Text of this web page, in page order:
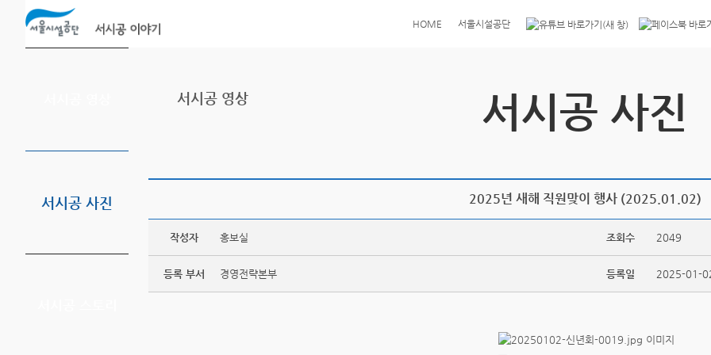
본문바로가기
HOME 서울시설공단
서시공 사진
서시공 사진
서시공 영상
2025년 새해 직원맞이 행사 (2025.01.02)
작성자 홍보실 조회수 2049
등록 부서 경영전략본부 등록일 2025-01-